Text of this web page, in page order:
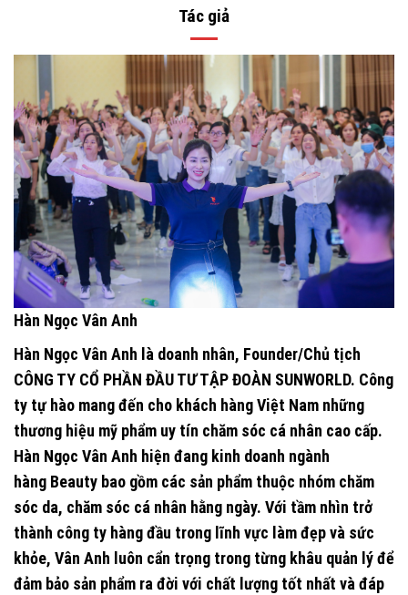
Tác giả
Hàn Ngọc Vân Anh
Hàn Ngọc Vân Anh là doanh nhân, Founder/Chủ tịch
CÔNG TY CỔ PHẦN ĐẦU TƯ TẬP ĐOÀN SUNWORLD. Công
ty tự hào mang đến cho khách hàng Việt Nam những
thương hiệu mỹ phẩm uy tín chăm sóc cá nhân cao cấp.
Hàn Ngọc Vân Anh hiện đang kinh doanh ngành
hàng Beauty bao gồm các sản phẩm thuộc nhóm chăm
sóc da, chăm sóc cá nhân hằng ngày. Với tầm nhìn trở
thành công ty hàng đầu trong lĩnh vực làm đẹp và sức
khỏe, Vân Anh luôn cẩn trọng trong từng khâu quản lý để
đảm bảo sản phẩm ra đời với chất lượng tốt nhất và đáp